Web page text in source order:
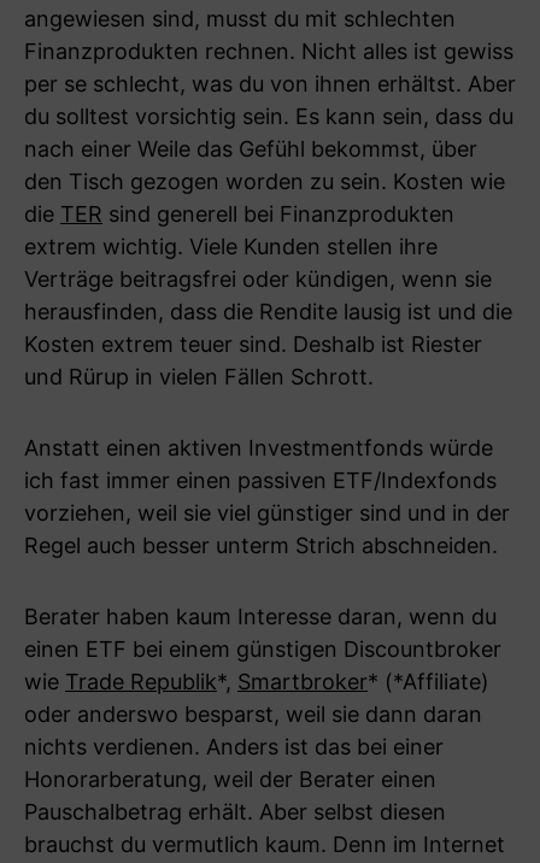
angewiesen sind, musst du mit schlechten
Finanzprodukten rechnen. Nicht alles ist gewiss
per se schlecht, was du von ihnen erhältst. Aber
du solltest vorsichtig sein. Es kann sein, dass du
nach einer Weile das Gefühl bekommst, über
den Tisch gezogen worden zu sein. Kosten wie
die TER sind generell bei Finanzprodukten
extrem wichtig. Viele Kunden stellen ihre
Verträge beitragsfrei oder kündigen, wenn sie
herausfinden, dass die Rendite lausig ist und die
Kosten extrem teuer sind. Deshalb ist Riester
und Rürup in vielen Fällen Schrott.
Anstatt einen aktiven Investmentfonds würde
ich fast immer einen passiven ETF/Indexfonds
vorziehen, weil sie viel günstiger sind und in der
Regel auch besser unterm Strich abschneiden.
Berater haben kaum Interesse daran, wenn du
einen ETF bei einem günstigen Discountbroker
wie Trade Republik*, Smartbroker* (*Affiliate)
oder anderswo besparst, weil sie dann daran
nichts verdienen. Anders ist das bei einer
Honorarberatung, weil der Berater einen
Pauschalbetrag erhält. Aber selbst diesen
brauchst du vermutlich kaum. Denn im Internet